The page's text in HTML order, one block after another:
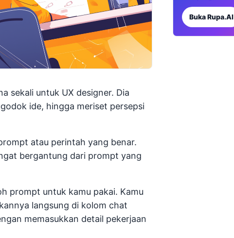
sekali untuk UX designer. Dia
ide, hingga meriset persepsi
atau perintah yang benar.
bergantung dari prompt yang
prompt untuk kamu pakai. Kamu
langsung di kolom chat
memasukkan detail pekerjaan
Buka Rupa.AI